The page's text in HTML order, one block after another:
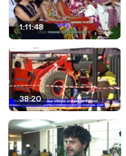
1:11:48
38:20